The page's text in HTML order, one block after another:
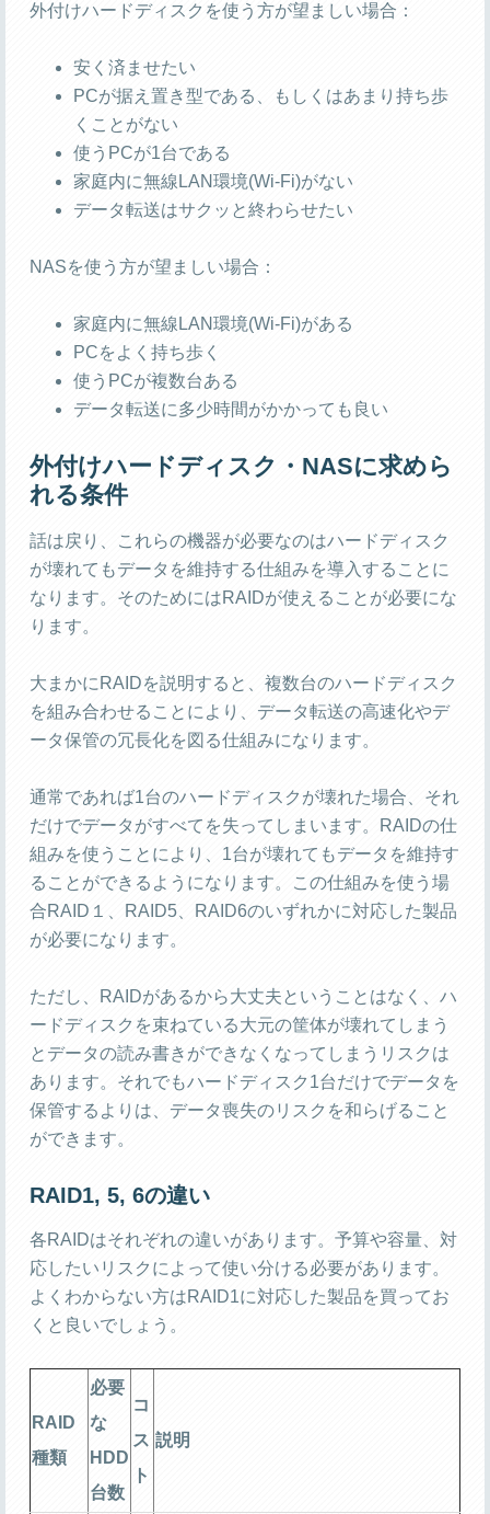
外付けハードディスクを使う方が望ましい場合：
安く済ませたい
PCが据え置き型である、もしくはあまり持ち歩
くことがない
使うPCが1台である
家庭内に無線LAN環境(Wi-Fi)がない
データ転送はサクッと終わらせたい
NASを使う方が望ましい場合：
家庭内に無線LAN環境(Wi-Fi)がある
PCをよく持ち歩く
使うPCが複数台ある
データ転送に多少時間がかかっても良い
外付けハードディスク・NASに求めら
れる条件
話は戻り、これらの機器が必要なのはハードディスク
が壊れてもデータを維持する仕組みを導入することに
なります。そのためにはRAIDが使えることが必要にな
ります。
大まかにRAIDを説明すると、複数台のハードディスク
を組み合わせることにより、データ転送の高速化やデ
ータ保管の冗長化を図る仕組みになります。
通常であれば1台のハードディスクが壊れた場合、それ
だけでデータがすべてを失ってしまいます。RAIDの仕
組みを使うことにより、1台が壊れてもデータを維持す
ることができるようになります。この仕組みを使う場
合RAID１、RAID5、RAID6のいずれかに対応した製品
が必要になります。
ただし、RAIDがあるから大丈夫ということはなく、ハ
ードディスクを束ねている大元の筐体が壊れてしまう
とデータの読み書きができなくなってしまうリスクは
あります。それでもハードディスク1台だけでデータを
保管するよりは、データ喪失のリスクを和らげること
ができます。
RAID1, 5, 6の違い
各RAIDはそれぞれの違いがあります。予算や容量、対
応したいリスクによって使い分ける必要があります。
よくわからない方はRAID1に対応した製品を買ってお
くと良いでしょう。
RAID
種類
必要
な
HDD
台数
コ
ス
ト
説明